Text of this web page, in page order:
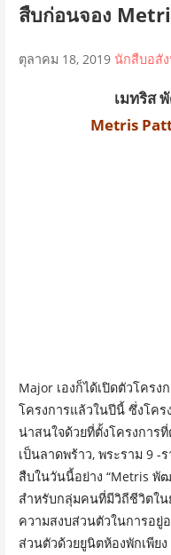
สืบก่อนจอง
ตุลาคม 18, 2019 นักสืบอสั
เมทริส
Metris
Major เองก็ได้เปิดตัวโครง
โครงการแล้วในปีนี้ ซึ่งโค
น่าสนใจด้วยที่ตั้งโครงการ
เป็นลาดพร้าว, พระราม 9 -
สืบในวันนี้อย่าง “Metris พั
สำหรับกลุ่มคนที่มีวิถีชีวิตใน
ความสงบส่วนตัวในการอยู่
ส่วนตัวด้วยยูนิตห้องพักเพีย